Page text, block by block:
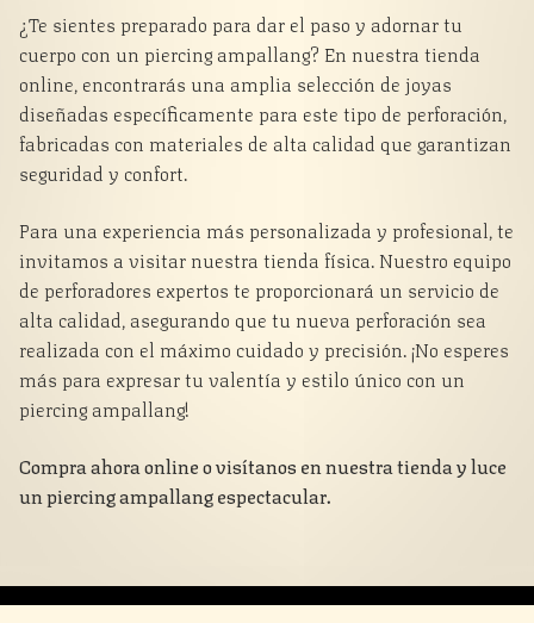
¿Te sientes preparado para dar el paso y adornar tu
cuerpo con un piercing ampallang? En nuestra tienda
online, encontrarás una amplia selección de joyas
diseñadas específicamente para este tipo de perforación,
fabricadas con materiales de alta calidad que garantizan
seguridad y confort.
Para una experiencia más personalizada y profesional, te
invitamos a visitar nuestra tienda física. Nuestro equipo
de perforadores expertos te proporcionará un servicio de
alta calidad, asegurando que tu nueva perforación sea
realizada con el máximo cuidado y precisión. ¡No esperes
más para expresar tu valentía y estilo único con un
piercing ampallang!
Compra ahora online o visítanos en nuestra tienda y luce
un piercing ampallang espectacular.